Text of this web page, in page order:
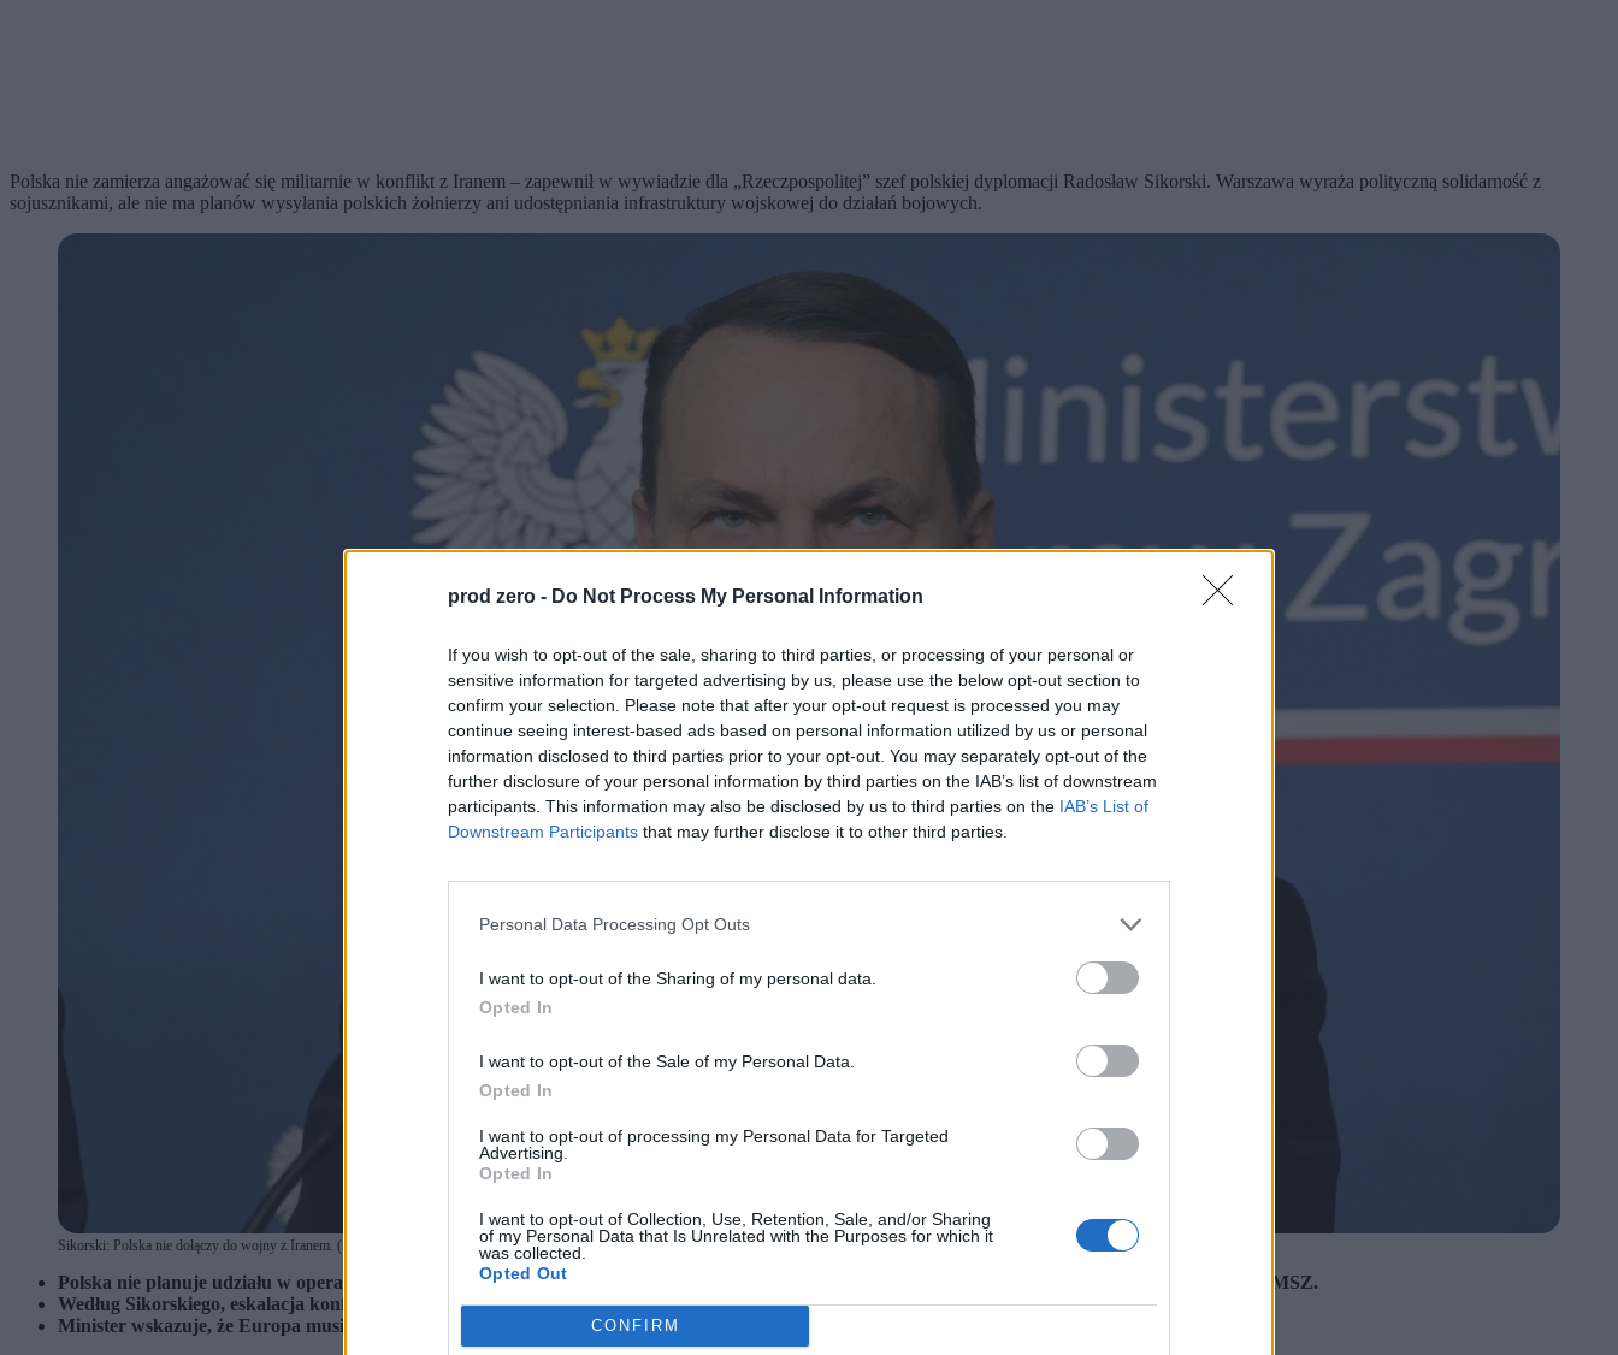
prod zero - Do Not Process My Personal Information
If you wish to opt-out of the sale, sharing to third parties, or processing of your personal or
sensitive information for targeted advertising by us, please use the below opt-out section to
confirm your selection. Please note that after your opt-out request is processed you may
continue seeing interest-based ads based on personal information utilized by us or personal
information disclosed to third parties prior to your opt-out. You may separately opt-out of the
further disclosure of your personal information by third parties on the IAB’s list of downstream
participants. This information may also be disclosed by us to third parties on the IAB’s List of
Downstream Participants that may further disclose it to other third parties.
Personal Data Processing Opt Outs
I want to opt-out of the Sharing of my personal data.
Opted In
I want to opt-out of the Sale of my Personal Data.
Opted In
I want to opt-out of processing my Personal Data for Targeted
Advertising.
Opted In
I want to opt-out of Collection, Use, Retention, Sale, and/or Sharing
of my Personal Data that Is Unrelated with the Purposes for which it
was collected.
Opted Out
CONFIRM
Polska nie zamierza angażować się militarnie w konflikt z Iranem – zapewnił w wywiadzie dla „Rzeczpospolitej” szef polskiej dyplomacji Radosław Sikorski. Warszawa wyraża polityczną solidarność z
sojusznikami, ale nie ma planów wysyłania polskich żołnierzy ani udostępniania infrastruktury wojskowej do działań bojowych.
Sikorski: Polska nie dołączy do wojny z Iranem. (fot. Radek Pietruszka / PAP)
Polska nie planuje udziału w operacji przeciwko Iranowi i nie zamierza wysyłać żołnierzy ani udostępniać infrastruktury wojskowej – podkreśla szef MSZ.
Według Sikorskiego, eskalacja konfliktu może pośrednio wzmocnić Rosję, m.in. przez wzrost cen ropy i odwrócenie uwagi od wojny w Ukrainie.
Minister wskazuje, że Europa musi zwiększyć własne zdolności obronne, bo USA nie są w stanie prowadzić kilku dużych konfliktów jednocześnie.